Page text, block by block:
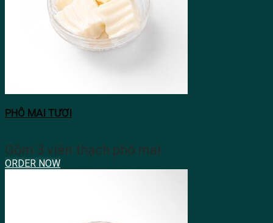
PHÔ MAI TƯƠI
Gồm 3 viên thạch phô mai
ORDER NOW